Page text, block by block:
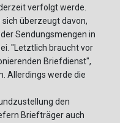
verfolgt werde.
überzeugt davon,
Sendungsmengen in
"Letztlich braucht vor
Briefdienst",
Allerdings werde die
den
Briefträger auch